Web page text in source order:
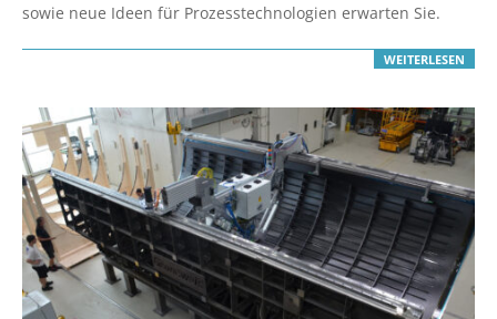
sowie neue Ideen für Prozesstechnologien erwarten Sie.
WEITERLESEN